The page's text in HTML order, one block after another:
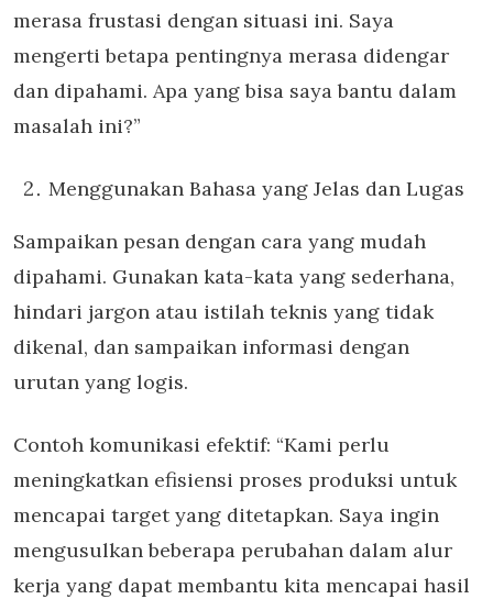
merasa frustasi dengan situasi ini. Saya
mengerti betapa pentingnya merasa didengar
dan dipahami. Apa yang bisa saya bantu dalam
masalah ini?”
Menggunakan Bahasa yang Jelas dan Lugas
Sampaikan pesan dengan cara yang mudah
dipahami. Gunakan kata-kata yang sederhana,
hindari jargon atau istilah teknis yang tidak
dikenal, dan sampaikan informasi dengan
urutan yang logis.
Contoh komunikasi efektif: “Kami perlu
meningkatkan efisiensi proses produksi untuk
mencapai target yang ditetapkan. Saya ingin
mengusulkan beberapa perubahan dalam alur
kerja yang dapat membantu kita mencapai hasil